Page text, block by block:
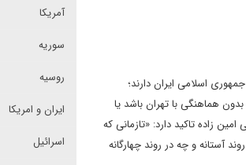
اسلامی ایران دارند؛
هماهنگی با تهران باشد یا
زاده تاکید دارد: «تازمانی که
آستانه و چه در روند چهارگانه
آمریکا
سوریه
روسیه
ایران و امریکا
اسرائیل